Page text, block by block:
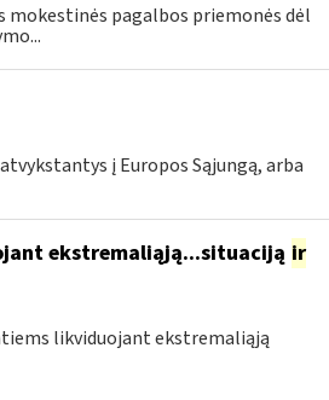
mokestinės pagalbos priemonės dėl
į Europos Sąjungą, arba
ekstremaliąją...situaciją ir
likviduojant ekstremaliąją